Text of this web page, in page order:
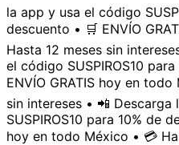
la app y usa el código
descuento • 🛒 ENVÍO
Hasta 12 meses sin
el código SUSPIROS10
ENVÍO GRATIS hoy en
sin intereses • 📲
SUSPIROS10 para 10% de
hoy en todo México • 💳